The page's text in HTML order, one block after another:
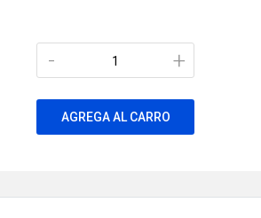
+
-
AGREGA AL CARRO